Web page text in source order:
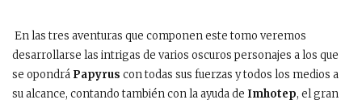
En las tres aventuras que componen este tomo veremos
desarrollarse las intrigas de varios oscuros personajes a los que
se opondrá Papyrus con todas sus fuerzas y todos los medios a
su alcance, contando también con la ayuda de Imhotep, el gran